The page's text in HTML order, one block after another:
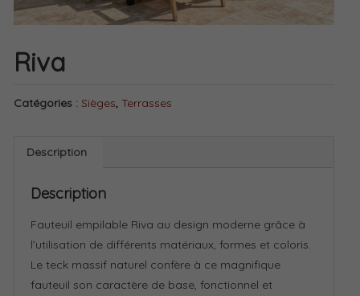
Riva
Catégories :Sièges,Terrasses
Description
Description
Fauteuil empilable Riva au design moderne grâce à
l’utilisation de différents matériaux, formes et coloris.
Le teck massif naturel confère à ce magnifique
fauteuil son caractère de base, fonctionnel et